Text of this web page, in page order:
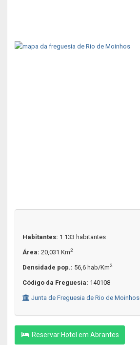
Habitantes: 1 133 habitantes
Área: 20,031 Km2
Densidade pop.: 56,6 hab/Km2
Código da Freguesia: 140108
Junta de Freguesia de Rio de Moinhos
Reservar Hotel em Abrantes